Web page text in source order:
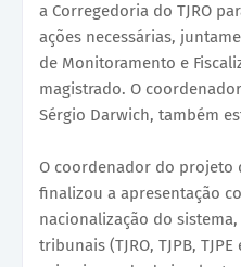
a Corregedoria do TJRO
ações necessárias,
de Monitoramento e
magistrado. O
Sérgio Darwich, também
O coordenador do projeto
finalizou a apresentação
nacionalização do
tribunais (TJRO, TJPB,